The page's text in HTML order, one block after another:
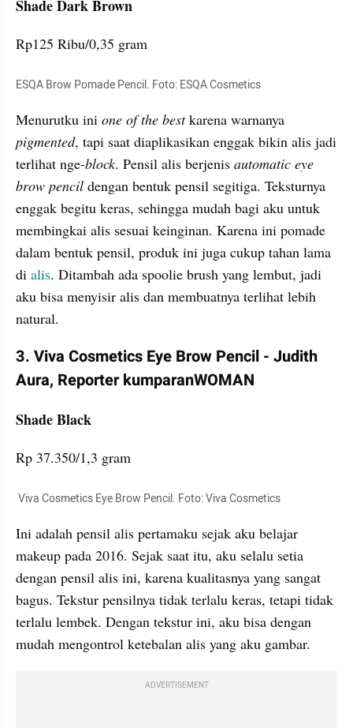
Shade Dark Brown
Rp125 Ribu/0,35 gram
ESQA Brow Pomade Pencil. Foto: ESQA Cosmetics
Menurutku ini one of the best
pigmented, tapi saat diaplikasikan enggak bikin alis jadi
terlihat nge-block. Pensil alis berjenis automatic eye
brow pencil dengan bentuk pensil segitiga. Teksturnya
enggak begitu keras, sehingga mudah bagi aku untuk
membingkai alis sesuai keinginan. Karena ini pomade
dalam bentuk pensil, produk ini juga cukup tahan lama
di alis. Ditambah ada spoolie brush yang lembut, jadi
aku bisa menyisir alis dan membuatnya terlihat lebih
natural.
3. Viva Cosmetics Eye Brow Pencil - Judith
Aura, Reporter kumparanWOMAN
Shade Black
Rp 37.350/1,3 gram
Viva Cosmetics Eye Brow Pencil. Foto: Viva Cosmetics
Ini adalah pensil alis pertamaku sejak aku belajar
makeup pada 2016. Sejak saat itu, aku selalu setia
dengan pensil alis ini, karena kualitasnya yang sangat
bagus. Tekstur pensilnya tidak terlalu keras, tetapi tidak
terlalu lembek. Dengan tekstur ini, aku bisa dengan
mudah mengontrol ketebalan alis yang aku gambar.
ADVERTISEMENT